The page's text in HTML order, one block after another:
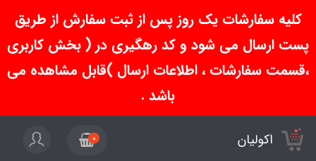
کلیه سفارشات یک روز پس از ثبت سفارش از طریق
پست ارسال می شود و کد رهگیری در ( بخش کاربری
،قسمت سفارشات ، اطلاعات ارسال )قابل مشاهده می
باشد .
اکولیان 0